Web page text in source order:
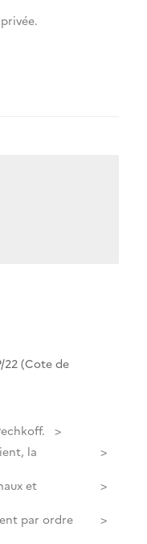
22 (Cote de
la
et
par ordre